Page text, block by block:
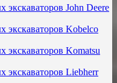
экскаваторов John Deere
экскаваторов Kobelco
экскаваторов Komatsu
экскаваторов Liebherr